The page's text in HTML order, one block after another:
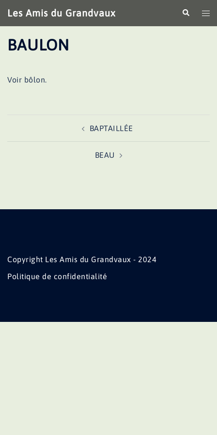
au
contenu
Les Amis du Grandvaux
le
BAULON
Voir bôlon.
BAPTAILLÉE
BEAU
Copyright Les Amis du Grandvaux - 2024
Politique de confidentialité